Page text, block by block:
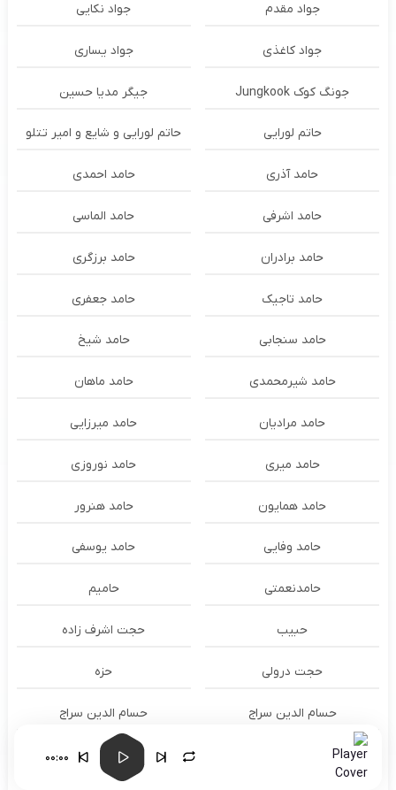
جواد مقدم جواد نکایی
جواد کاغذی جواد یساری
جونگ کوک Jungkook جیگر مدیا حسین
حاتم لورایی حاتم لورایی و شایع و امیر تتلو
حامد آذری حامد احمدی
حامد اشرفی حامد الماسی
حامد برادران حامد برزگری
حامد تاجیک حامد جعفری
حامد سنجابی حامد شیخ
حامد شیرمحمدی حامد ماهان
حامد مرادیان حامد میرزایی
حامد میری حامد نوروزی
حامد همایون حامد هنرور
حامد وفایی حامد یوسفی
حامدنعمتی حامیم
حبیب حجت اشرف زاده
حجت درولی حزه
حسام الدين سراج حسام الدین سراج
حسام الدین موسوی و طهمورث حسام حیدری 00:00